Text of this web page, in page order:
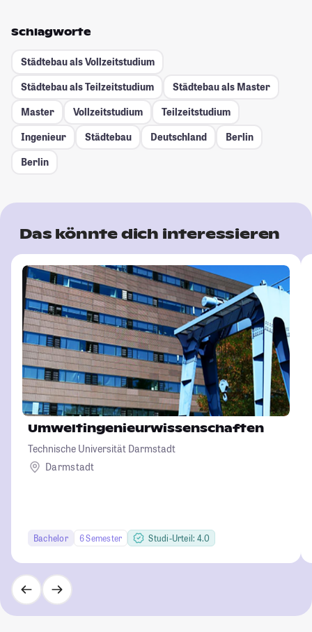
Schlagworte
Städtebau als Vollzeitstudium
Städtebau als Teilzeitstudium
Städtebau als Master
Master
Vollzeitstudium
Teilzeitstudium
Ingenieur
Städtebau Deutschland
Berlin
Berlin
Das könnte dich interessieren
Umweltingenieurwissenschaften
Technische Universität Darmstadt
Darmstadt
Bachelor 6 Semester Studi-Urteil: 4.0